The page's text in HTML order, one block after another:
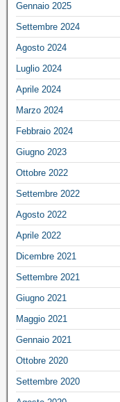
Gennaio 2025
Settembre 2024
Agosto 2024
Luglio 2024
Aprile 2024
Marzo 2024
Febbraio 2024
Giugno 2023
Ottobre 2022
Settembre 2022
Agosto 2022
Aprile 2022
Dicembre 2021
Settembre 2021
Giugno 2021
Maggio 2021
Gennaio 2021
Ottobre 2020
Settembre 2020